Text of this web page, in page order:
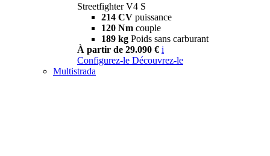
Streetfighter V4 S
214 CV puissance
120 Nm couple
189 kg Poids sans carburant
À partir de 29.090 € i
Configurez-le Découvrez-le
Multistrada